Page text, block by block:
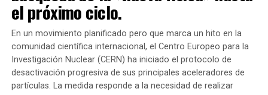
Irán está herido y “probablemente desfigurado”
salvar vidas. Venezuela
renacerá con el trabajo de
todos”, manifestó a través
de sus redes sociales el
el próximo ciclo.
En un movimiento planificado pero que marca un hito en la
comunidad científica internacional, el Centro Europeo para la
Investigación Nuclear (CERN) ha iniciado el protocolo de
desactivación progresiva de sus principales aceleradores de
partículas. La medida responde a la necesidad de realizar